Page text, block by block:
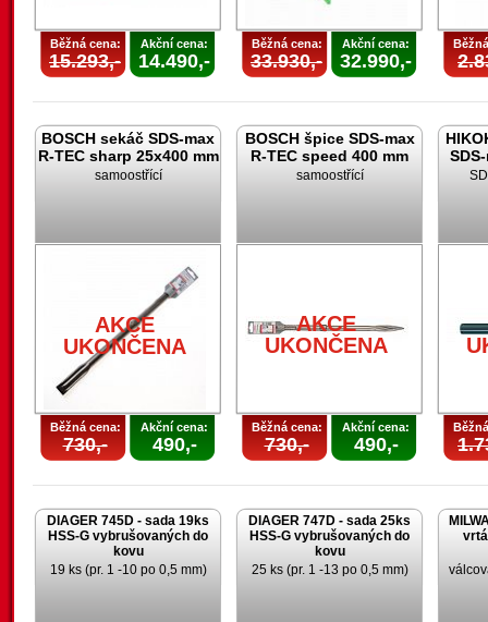
Běžná cena:
15.293,-
Akční cena:
14.490,-
Běžná cena:
33.930,-
Akční cena:
32.990,-
BOSCH sekáč SDS-max
R-TEC sharp 25x400 mm
samoostřící
AKCE
UKONČENA
Běžná cena:
730,-
Akční cena:
490,-
BOSCH špice SDS-max
R-TEC speed 400 mm
samoostřící
AKCE
UKONČENA
Běžná cena:
730,-
Akční cena:
490,-
DIAGER 745D - sada 19ks
HSS-G vybrušovaných do
kovu
19 ks (pr. 1 -10 po 0,5 mm)
DIAGER 747D - sada 25ks
HSS-G vybrušovaných do
kovu
25 ks (pr. 1 -13 po 0,5 mm)